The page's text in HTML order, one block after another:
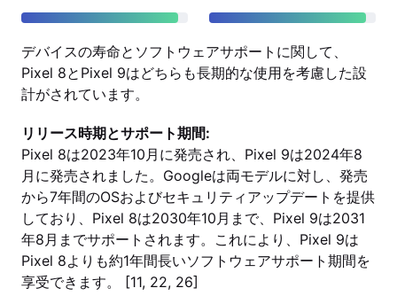
デバイスの寿命とソフトウェアサポートに関して、
Pixel 8とPixel 9はどちらも長期的な使用を考慮した設
計がされています。
リリース時期とサポート期間:
Pixel 8は2023年10月に発売され、Pixel 9は2024年8
月に発売されました。Googleは両モデルに対し、発売
から7年間のOSおよびセキュリティアップデートを提供
しており、Pixel 8は2030年10月まで、Pixel 9は2031
年8月までサポートされます。これにより、Pixel 9は
Pixel 8よりも約1年間長いソフトウェアサポート期間を
享受できます。 [11, 22, 26]